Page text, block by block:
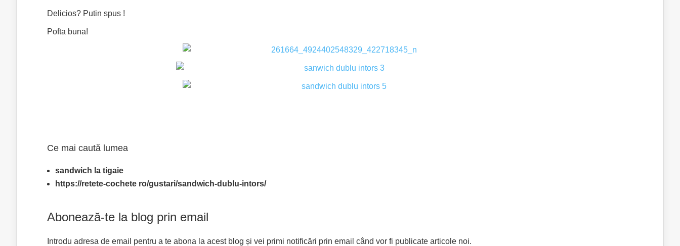
Delicios? Putin spus !
Pofta buna!
Ce mai caută lumea
sandwich la tigaie
https://retete-cochete ro/gustari/sandwich-dublu-intors/
Abonează-te la blog prin email
Introdu adresa de email pentru a te abona la acest blog și vei primi notificări prin email când vor fi publicate articole noi.